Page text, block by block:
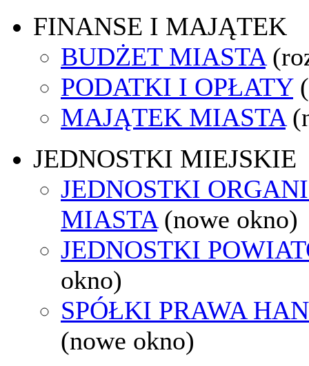
FINANSE I MAJĄTEK
BUDŻET MIASTA
PODATKI I OPŁATY
MAJĄTEK MIASTA
JEDNOSTKI MIEJSKIE
JEDNOSTKI
MIASTA (nowe okno)
JEDNOSTKI
okno)
SPÓŁKI PRAWA
(nowe okno)